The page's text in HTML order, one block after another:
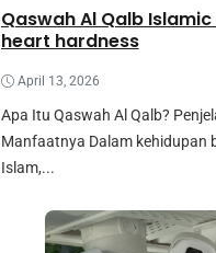
Qaswah Al Qalb
heart hardness
April 13, 2026
Apa Itu Qaswah Al Qalb?
Manfaatnya Dalam kehidupan
Islam,...